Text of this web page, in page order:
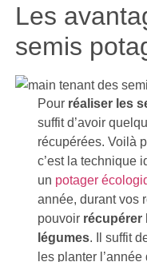
Les
semis
Pour réaliser les
suffit d’avoir
récupérées. Voilà
c’est la technique
un potager
année, durant vos
pouvoir récupérer
légumes. Il suffit
les planter